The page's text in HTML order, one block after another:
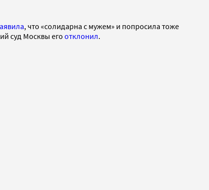
, что «солидарна с мужем» и попросила тоже
суд Москвы его отклонил.